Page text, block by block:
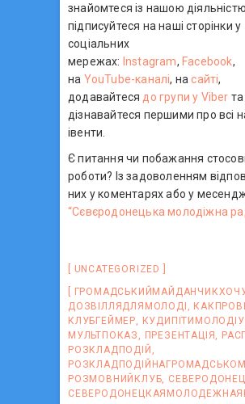
знайомтеся із нашою
підписуйтеся на наші сторінки у
соціальних
мережах: Instagram, Facebook,
на YouTube-каналі, насайті,
додавайтеся до групи у Viber та
дізнавайтеся першими про всі
івенти.
Є питання чи побажання
роботи? Із задоволенням
них у коментарях або у
“Сєвєродонецька молодіжна
UNCATEGORIZED
ДОЗВІЛЛЯДЛЯМОЛОДІ
КЛУБГЕЙМЕР
МУЛЬТПОКАЗ
ПРЕЗЕНТАЦІЯ
РОЗКЛАДПОДІЙ
РОЗМОВНИЙКЛУБ